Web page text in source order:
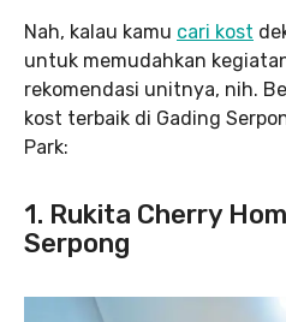
Nah, kalau kamu cari kost
untuk memudahkan
rekomendasi unitnya, nih.
kost terbaik di Gading
Park:
1. Rukita Cherry
Serpong